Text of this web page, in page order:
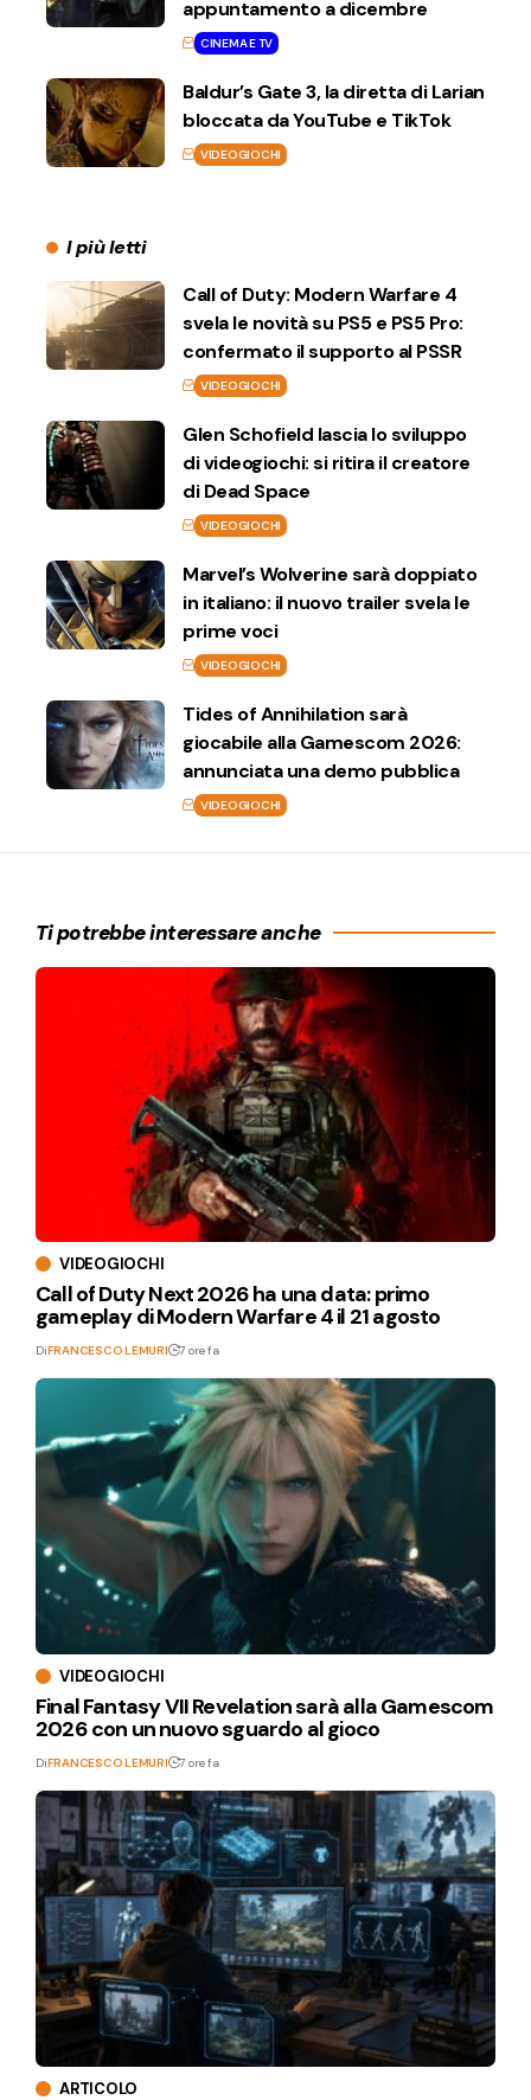
appuntamento a dicembre
CINEMA E TV
Baldur’s Gate 3, la diretta di Larian
bloccata da YouTube e TikTok
VIDEOGIOCHI
I più letti
Call of Duty: Modern Warfare 4
svela le novità su PS5 e PS5 Pro:
confermato il supporto al PSSR
VIDEOGIOCHI
Glen Schofield lascia lo sviluppo
di videogiochi: si ritira il creatore
di Dead Space
VIDEOGIOCHI
Marvel’s Wolverine sarà doppiato
in italiano: il nuovo trailer svela le
prime voci
VIDEOGIOCHI
Tides of Annihilation sarà
giocabile alla Gamescom 2026:
annunciata una demo pubblica
VIDEOGIOCHI
Ti potrebbe interessare anche
VIDEOGIOCHI
Call of Duty Next 2026 ha una data: primo
gameplay di Modern Warfare 4 il 21 agosto
DiFRANCESCO LEMURI 7 ore fa
VIDEOGIOCHI
Final Fantasy VII Revelation sarà alla Gamescom
2026 con un nuovo sguardo al gioco
DiFRANCESCO LEMURI 7 ore fa
ARTICOLO